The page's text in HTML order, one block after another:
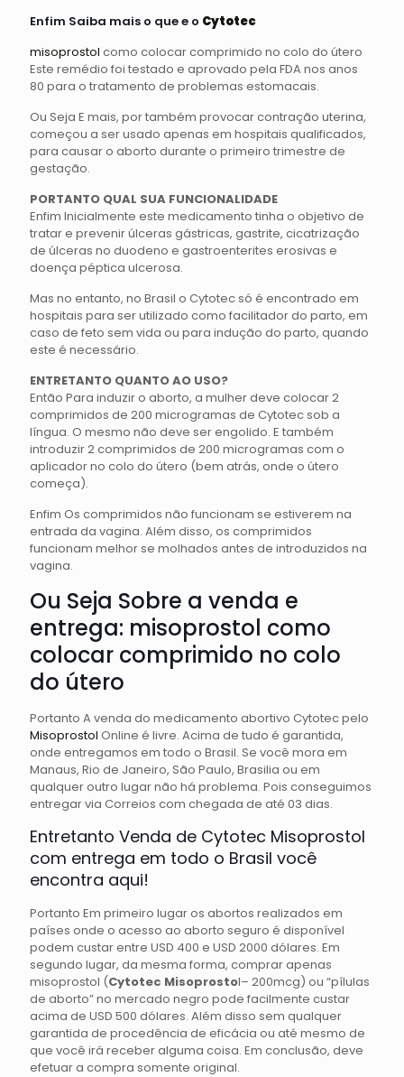
Enfim Saiba mais o que e o Cytotec
misoprostol como colocar comprimido no colo do útero
Este remédio foi testado e aprovado pela FDA nos anos
80 para o tratamento de problemas estomacais.
Ou Seja E mais, por também provocar contração uterina,
começou a ser usado apenas em hospitais qualificados,
para causar o aborto durante o primeiro trimestre de
gestação.
PORTANTO QUAL SUA FUNCIONALIDADE
Enfim Inicialmente este medicamento tinha o objetivo de
tratar e prevenir úlceras gástricas, gastrite, cicatrização
de úlceras no duodeno e gastroenterites erosivas e
doença péptica ulcerosa.
Mas no entanto, no Brasil o Cytotec só é encontrado em
hospitais para ser utilizado como facilitador do parto, em
caso de feto sem vida ou para indução do parto, quando
este é necessário.
ENTRETANTO QUANTO AO USO?
Então Para induzir o aborto, a mulher deve colocar 2
comprimidos de 200 microgramas de Cytotec sob a
língua. O mesmo não deve ser engolido. E também
introduzir 2 comprimidos de 200 microgramas com o
aplicador no colo do útero (bem atrás, onde o útero
começa).
Enfim Os comprimidos não funcionam se estiverem na
entrada da vagina. Além disso, os comprimidos
funcionam melhor se molhados antes de introduzidos na
vagina.
Ou Seja Sobre a venda e
entrega: misoprostol como
colocar comprimido no colo
do útero
Portanto A venda do medicamento abortivo Cytotec pelo
Misoprostol Online é livre. Acima de tudo é garantida,
onde entregamos em todo o Brasil. Se você mora em
Manaus, Rio de Janeiro, São Paulo, Brasilia ou em
qualquer outro lugar não há problema. Pois conseguimos
entregar via Correios com chegada de até 03 dias.
Entretanto Venda de Cytotec Misoprostol
com entrega em todo o Brasil você
encontra aqui!
Portanto Em primeiro lugar os abortos realizados em
países onde o acesso ao aborto seguro é disponível
podem custar entre USD 400 e USD 2000 dólares. Em
segundo lugar, da mesma forma, comprar apenas
misoprostol (Cytotec Misoprostol– 200mcg) ou “pílulas
de aborto” no mercado negro pode facilmente custar
acima de USD 500 dólares. Além disso sem qualquer
garantida de procedência de eficácia ou até mesmo de
que você irá receber alguma coisa. Em conclusão, deve
efetuar a compra somente original.